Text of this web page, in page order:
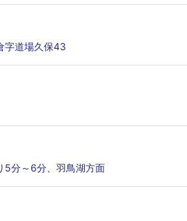
字道場久保43
分～6分、羽鳥湖方面